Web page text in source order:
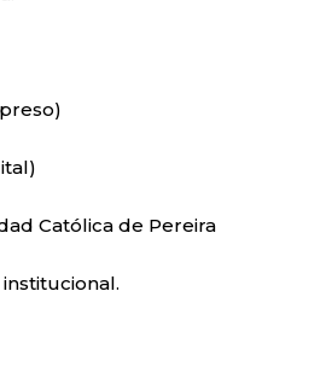
Católica de Pereira